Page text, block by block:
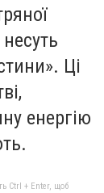
Ці
енергію
Ctrl + Enter, щоб